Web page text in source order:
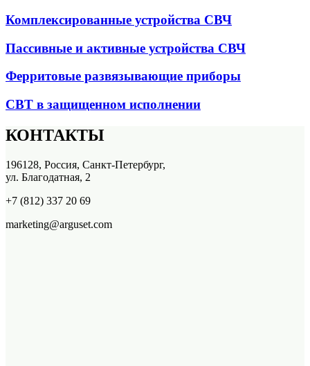
Комплексированные устройства СВЧ
Пассивные и активные устройства СВЧ
Ферритовые развязывающие приборы
СВТ в защищенном исполнении
КОНТАКТЫ
196128, Россия, Санкт-Петербург,
ул. Благодатная, 2
+7 (812) 337 20 69
marketing@arguset.com